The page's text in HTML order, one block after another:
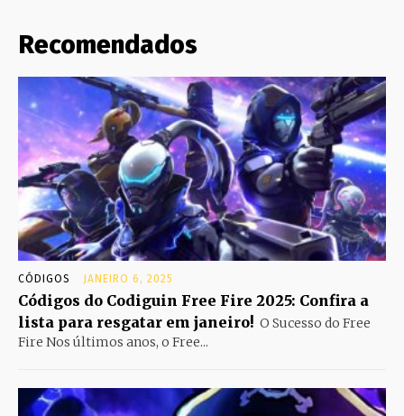
Recomendados
CÓDIGOS JANEIRO 6, 2025
Códigos do Codiguin Free Fire 2025: Confira a
lista para resgatar em janeiro! O Sucesso do Free
Fire Nos últimos anos, o Free...